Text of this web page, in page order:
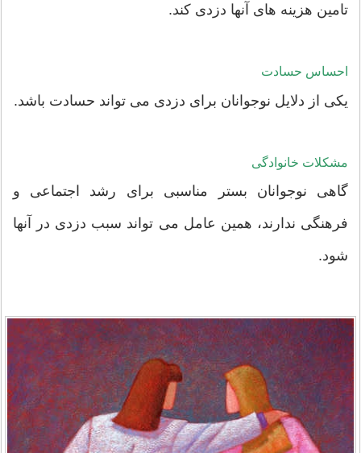
تامین هزینه های آنها دزدی کند.
احساس حسادت
یکی از دلایل نوجوانان برای دزدی می تواند حسادت باشد.
مشکلات خانوادگی
گاهی نوجوانان بستر مناسبی برای رشد اجتماعی و
فرهنگی ندارند، همین عامل می تواند سبب دزدی در آنها
شود.